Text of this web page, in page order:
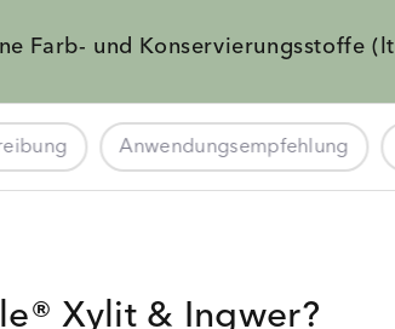
Farb- und Konservierungsstoffe
Anwendungsempfehlung
Xylit & Ingwer?